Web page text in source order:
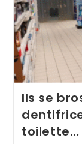
Ils se
toilette…